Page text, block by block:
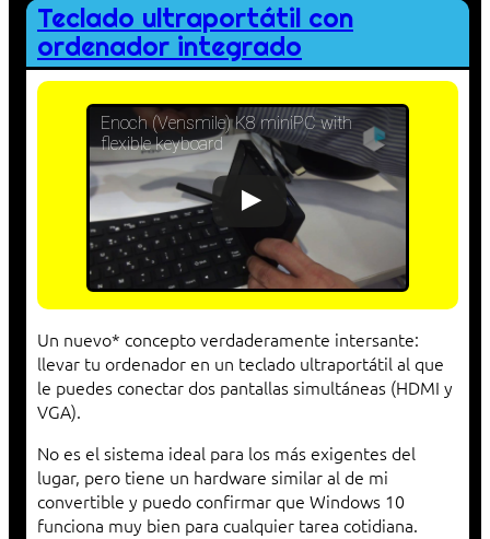
Teclado ultraportátil con
ordenador integrado
Enoch (Vensmile) K8 miniPC with
flexible keyboard
Un nuevo* concepto verdaderamente intersante:
llevar tu ordenador en un teclado ultraportátil al que
le puedes conectar dos pantallas simultáneas (HDMI y
VGA).
No es el sistema ideal para los más exigentes del
lugar, pero tiene un hardware similar al de mi
convertible y puedo confirmar que Windows 10
funciona muy bien para cualquier tarea cotidiana.